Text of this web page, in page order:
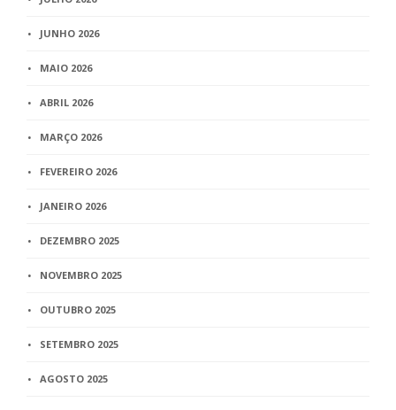
JUNHO 2026
MAIO 2026
ABRIL 2026
MARÇO 2026
FEVEREIRO 2026
JANEIRO 2026
DEZEMBRO 2025
NOVEMBRO 2025
OUTUBRO 2025
SETEMBRO 2025
AGOSTO 2025